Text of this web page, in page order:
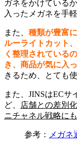
ガネをかけている
入ったメガネを手
また、 種類が豊富
ルーライトカット
く整理されている
き、商品が気に入
きるため、とても
また、JINSはEC
ど、
店舗との差別
ニチャネル戦略に
参考： メガネ